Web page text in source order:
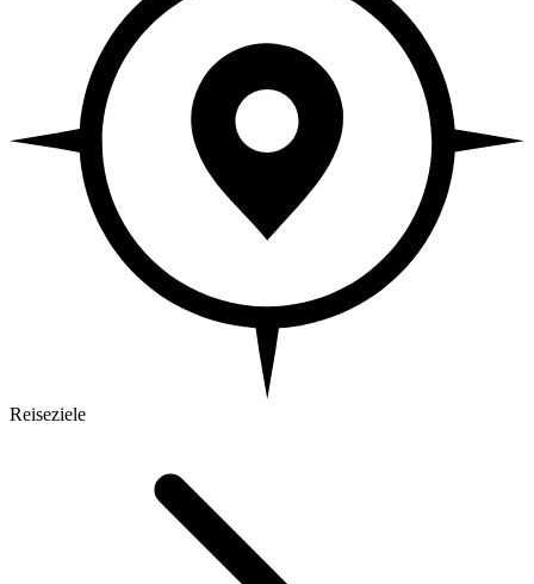
Reiseziele